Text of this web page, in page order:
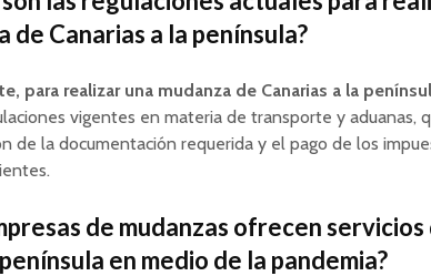
de Canarias a la península?
para realizar una mudanza de Canarias a la
vigentes en materia de transporte y aduanas,
de la documentación requerida y el pago de los
de mudanzas ofrecen
en medio de la pandemia?